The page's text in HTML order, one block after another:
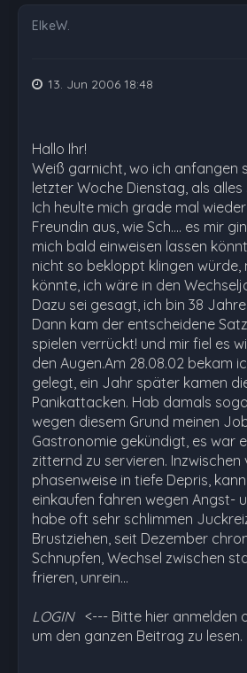
ElkeW.
13. Jun 2006 18:48
Hallo Ihr!
Weiß garnicht, wo ich anfangen
letzter Woche Dienstag, als alles
Ich heulte mich grade mal
Freundin aus, wie Sch.... es mir
mich bald einweisen lassen
nicht so bekloppt klingen würde,
könnte, ich wäre in den
Dazu sei gesagt, ich bin 38
Dann kam der entscheidene
spielen verrückt! und mir fiel es
den Augen.Am 28.08.02 bekam
gelegt, ein Jahr später kamen
Panikattacken. Hab damals
wegen diesem Grund meinen
Gastronomie gekündigt, es war
zitternd zu servieren. Inzwischen
phasenweise in tiefe Depris,
einkaufen fahren wegen Angst-
habe oft sehr schlimmen
Brustziehen, seit Dezember
Schnupfen, Wechsel zwischen
frieren, unrein…
LOGIN <--- Bitte hier anmelden
um den ganzen Beitrag zu lesen.